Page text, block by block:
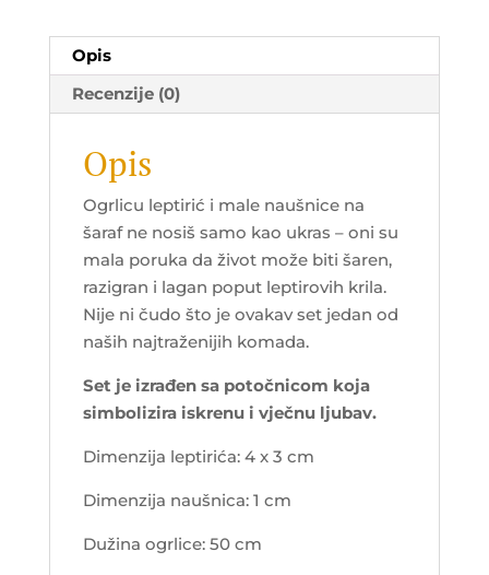
Opis
Recenzije (0)
Opis
Ogrlicu leptirić i male naušnice na
šaraf ne nosiš samo kao ukras – oni su
mala poruka da život može biti šaren,
razigran i lagan poput leptirovih krila.
Nije ni čudo što je ovakav set jedan od
naših najtraženijih komada.
Set je izrađen sa potočnicom koja
simbolizira iskrenu i vječnu ljubav.
Dimenzija leptirića: 4 x 3 cm
Dimenzija naušnica: 1 cm
Dužina ogrlice: 50 cm